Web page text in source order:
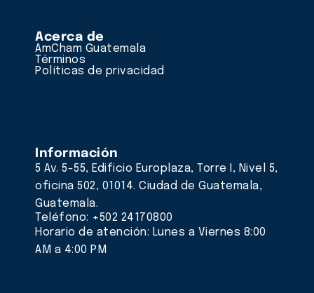
Acerca de
AmCham Guatemala
Términos
Políticas de privacidad
Información
5 Av. 5-55, Edificio Europlaza, Torre I, Nivel 5,
oficina 502, 01014. Ciudad de Guatemala,
Guatemala.
Teléfono: +502 24170800
Horario de atención: Lunes a Viernes 8:00
AM a 4:00 PM